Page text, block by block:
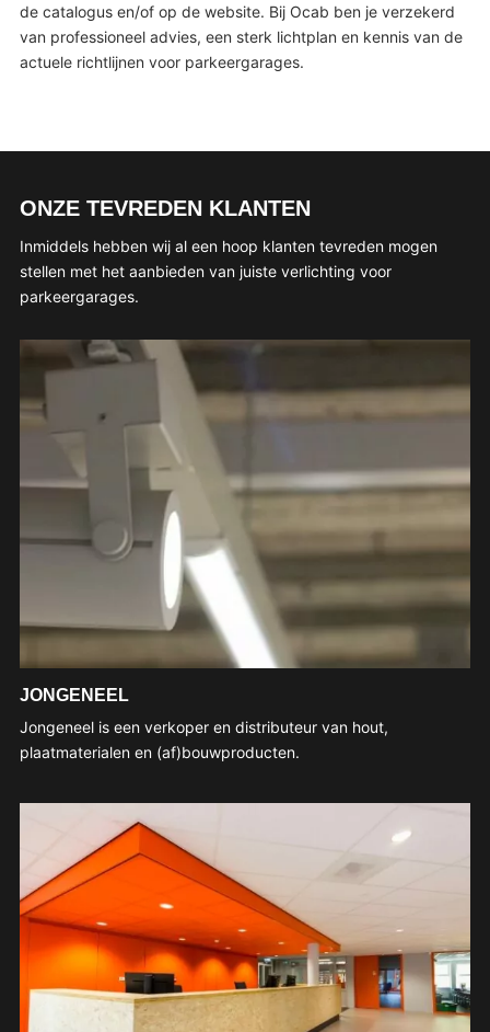
de catalogus en/of op de website. Bij Ocab ben je verzekerd
van professioneel advies, een sterk lichtplan en kennis van de
actuele richtlijnen voor parkeergarages.
ONZE TEVREDEN KLANTEN
Inmiddels hebben wij al een hoop klanten tevreden mogen
stellen met het aanbieden van juiste verlichting voor
parkeergarages.
JONGENEEL
Jongeneel is een verkoper en distributeur van hout,
plaatmaterialen en (af)bouwproducten.